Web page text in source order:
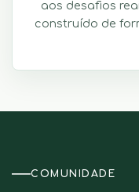
aos desafios
construído de
COMUNIDADE